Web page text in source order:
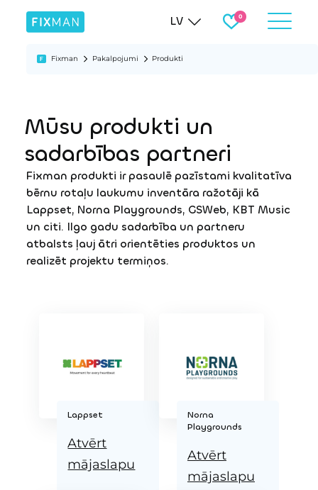
LV
Fixman Pakalpojumi Produkti
Mūsu produkti un
sadarbības partneri
Fixman produkti ir pasaulē pazīstami kvalitatīva
bērnu rotaļu laukumu inventāra ražotāji kā
Lappset, Norna Playgrounds, GSWeb, KBT Music
un citi. Ilgo gadu sadarbība un partneru
atbalsts ļauj ātri orientēties produktos un
realizēt projektu termiņos.
Lappset
Atvērt
mājaslapu
Norna
Playgrounds
Atvērt
mājaslapu